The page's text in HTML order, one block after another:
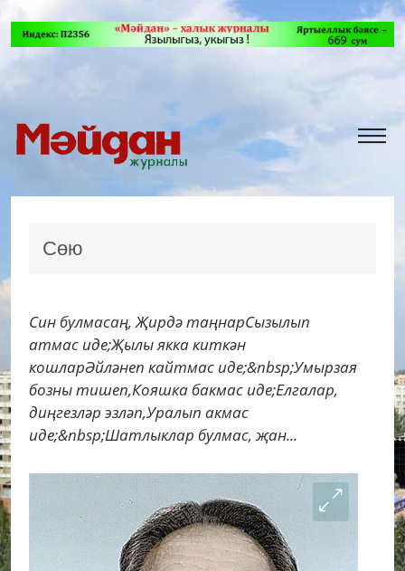
Сөю
Син булмасаң, Җирдә таңнарСызылып
атмас иде;Җылы якка киткән
кошларӘйләнеп кайтмас иде;&nbsp;Умырзая
бозны тишеп,Кояшка бакмас иде;Елгалар,
диңгезләр эзләп,Уралып акмас
иде;&nbsp;Шатлыклар булмас, җан...